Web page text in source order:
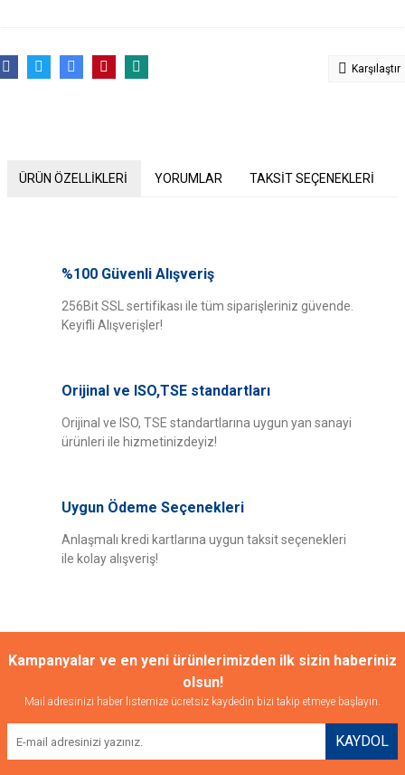
Karşılaştır
ÜRÜN ÖZELLİKLERİ YORUMLAR TAKSİT SEÇENEKLERİ
Bu ürüne ilk yorumu siz yapın!
yetersiz gördüğünüz noktaları öneri formunu kullanarak tarafımıza
iletebilirsiniz.
Görüş ve önerileriniz için teşekkür ederiz.
Ürün bilgilerinde hatalar bulunuyor.
Ürün fiyatı diğer sitelerden daha pahalı.
Bu ürüne benzer farklı alternatifler olmalı.
%100 Güvenli Alışveriş
256Bit SSL sertifikası ile tüm siparişleriniz güvende.
Keyifli Alışverişler!
Orijinal ve ISO,TSE standartları
Orijinal ve ISO, TSE standartlarına uygun yan sanayi
ürünleri ile hizmetinizdeyiz!
Uygun Ödeme Seçenekleri
Anlaşmalı kredi kartlarına uygun taksit seçenekleri
ile kolay alışveriş!
Kampanyalar ve en yeni ürünlerimizden ilk sizin haberiniz
olsun!
Mail adresinizi haber listemize ücretsiz kaydedin bizi takip etmeye başlayın.
KAYDOL